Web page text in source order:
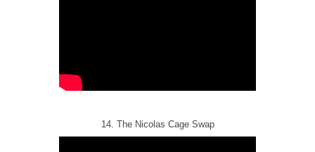
14. The Nicolas Cage Swap